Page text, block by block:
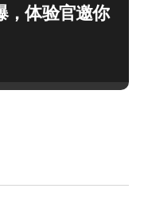
，体验官邀你